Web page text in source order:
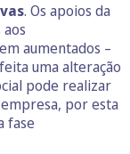
. Os apoios da
aumentados –
uma alteração
pode realizar
por esta
fase